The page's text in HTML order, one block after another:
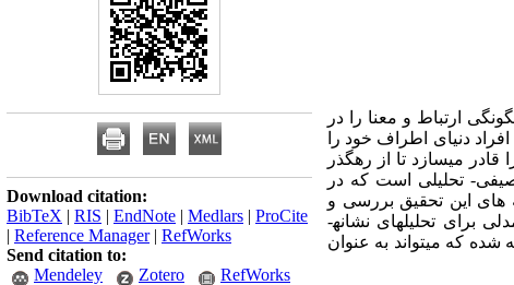
ارتباط و معنا را در
دنیای اطراف خود را
می­سازد تا از رهگذر
تحلیلی است که در
های این تحقیق بررسی و
تبارشناسی الگوها و نظریه های تحلیل نشانه شناختی در معماری و طراحی شهری است. در پایان نیز مدلی برای تحلیل­های نشانه­
شده که می­تواند به عنوان
Download citation:
BibTeX | RIS | EndNote | Medlars | ProCite
| Reference Manager| RefWorks
Send citation to:
Mendeley
Zotero RefWorks